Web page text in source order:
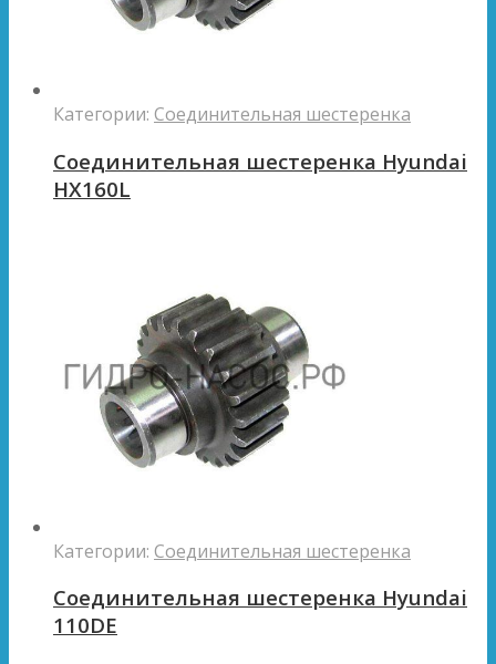
Категории: Соединительная шестеренка
Соединительная шестеренка Hyundai
HX160L
Категории: Соединительная шестеренка
Соединительная шестеренка Hyundai
110DE